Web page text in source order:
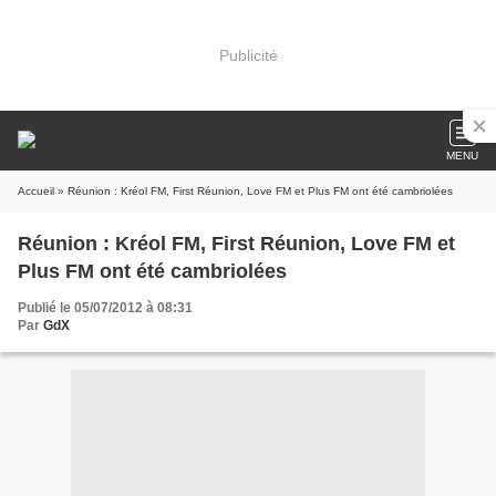
Publicité
MENU
Accueil » Réunion : Kréol FM, First Réunion, Love FM et Plus FM ont été cambriolées
Réunion : Kréol FM, First Réunion, Love FM et
Plus FM ont été cambriolées
Publié le 05/07/2012 à 08:31
Par GdX